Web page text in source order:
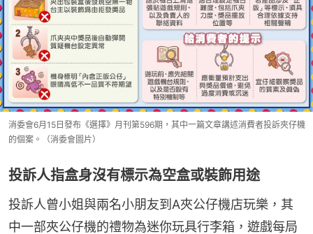
消委會6月15日發布《選擇》月刊第596期，其中一篇文章講述消費者投訴夾仔機
的個案。（消委會圖片）
投訴人指盒身沒有標示為空盒或裝飾用途
投訴人曾小姐與兩名小朋友到A夾公仔機店玩樂，其
中一部夾公仔機的禮物為迷你玩具行李箱，遊戲每局